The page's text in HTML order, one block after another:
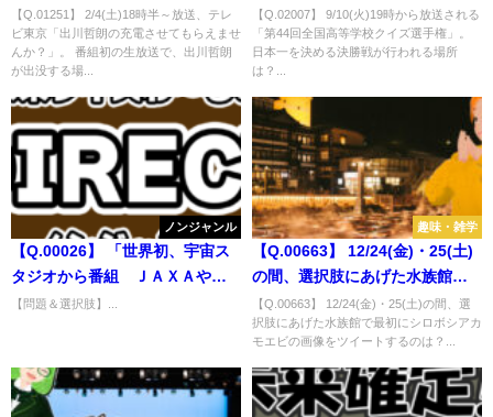
電させてもらえませんか？」。
番組初の生放送で、出川哲朗が
出没する場所は？
【Q.01251】 2/4(土)18時半～放送、テレ
ビ東京「出川哲朗の充電させてもらえませ
んか？」。 番組初の生放送で、出川哲朗
が出没する場...
校クイズ選手権」。日本一を決
める決勝戦が行われる場所は？
【Q.02007】 9/10(火)19時から放送される
「第44回全国高等学校クイズ選手権」。
日本一を決める決勝戦が行われる場所
は？...
ノンジャンル
【Q.00026】 「世界初、宇宙ス
タジオから番組 ＪＡＸＡやス
カパー発表」、 最初のライブ配
【問題＆選択肢】...
趣味・雑学
【Q.00663】 12/24(金)・25(土)
の間、選択肢にあげた水族館で
最初にシロボシアカモエビの画
像をツイートするのは？
【Q.00663】 12/24(金)・25(土)の間、選
択肢にあげた水族館で最初にシロボシアカ
モエビの画像をツイートするのは？...